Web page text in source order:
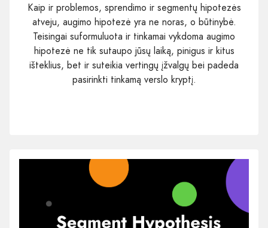
Kaip ir problemos, sprendimo ir segmentų hipotezės
atveju, augimo hipotezė yra ne noras, o būtinybė.
Teisingai suformuluota ir tinkamai vykdoma augimo
hipotezė ne tik sutaupo jūsų laiką, pinigus ir kitus
išteklius, bet ir suteikia vertingų įžvalgų bei padeda
pasirinkti tinkamą verslo kryptį.